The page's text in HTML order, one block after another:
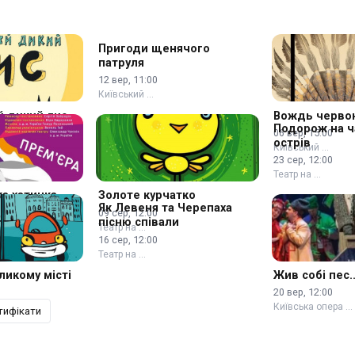
дикий лис
Пригоди щенячого
патруля
12 вер, 11:00
Київський …
Вождь
06 вер, 15:00
Київський …
хатинка Золоте курчатко
09 сер, 12:00
Театр на …
Подорож на
острів
23 сер, 12:00
Театр на …
місті
Як Левеня та Черепаха
пісню співали
16 сер, 12:00
Театр на …
Жив собі
20 вер, 12:00
Київська опера …